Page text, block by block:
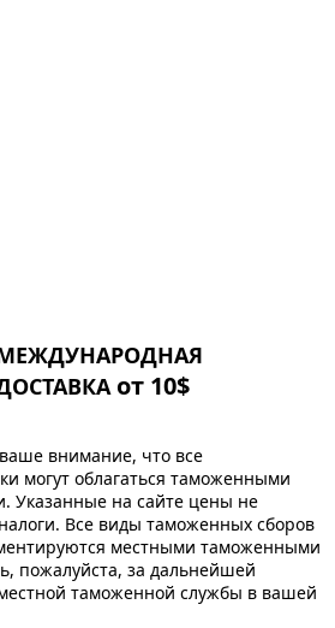
от 10$
внимание, что все
могут облагаться таможенными
Указанные на сайте цены не
Все виды таможенных сборов
местными таможенными
пожалуйста, за дальнейшей
таможенной службы в вашей